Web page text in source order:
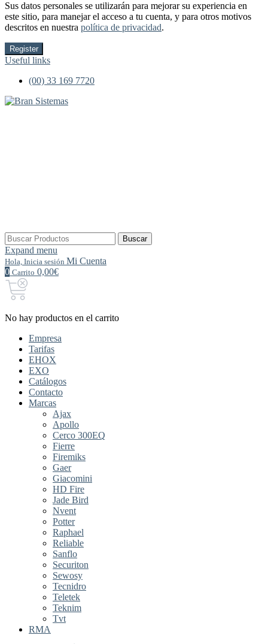
Sus datos personales se utilizarán para mejorar su experiencia en
este sitio, para manejar el acceso a tu cuenta, y para otros motivos
descritos en nuestra política de privacidad.
Register
Useful links
(00) 33 169 7720
Buscar
por:
Buscar
Expand menu
Hola, Inicia sesión Mi Cuenta
0 Carrito 0,00€
No hay productos en el carrito
Empresa
Tarifas
EHOX
EXO
Catálogos
Contacto
Marcas
Ajax
Apollo
Cerco 300EQ
Fierre
Firemiks
Gaer
Giacomini
HD Fire
Jade Bird
Nvent
Potter
Raphael
Reliable
Sanflo
Securiton
Sewosy
Tecnidro
Teletek
Teknim
Tvt
RMA